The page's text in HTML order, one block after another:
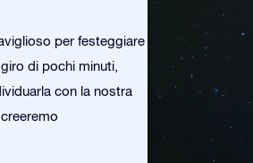
per festeggiare
di pochi minuti,
con la nostra